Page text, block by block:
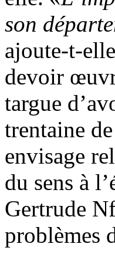
son
ajoute-t-
devoir
targue
trentaine
envisage
du sens à
Gertrude
problèmes